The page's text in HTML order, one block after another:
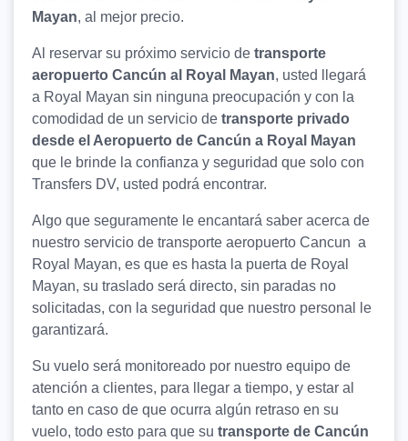
Mayan, al mejor precio.
Al reservar su próximo servicio de transporte
aeropuerto Cancún al Royal Mayan, usted llegará
a Royal Mayan sin ninguna preocupación y con la
comodidad de un servicio de transporte privado
desde el Aeropuerto de Cancún a Royal Mayan
que le brinde la confianza y seguridad que solo con
Transfers DV, usted podrá encontrar.
Algo que seguramente le encantará saber acerca de
nuestro servicio de transporte aeropuerto Cancun a
Royal Mayan, es que es hasta la puerta de Royal
Mayan, su traslado será directo, sin paradas no
solicitadas, con la seguridad que nuestro personal le
garantizará.
Su vuelo será monitoreado por nuestro equipo de
atención a clientes, para llegar a tiempo, y estar al
tanto en caso de que ocurra algún retraso en su
vuelo, todo esto para que su transporte de Cancún